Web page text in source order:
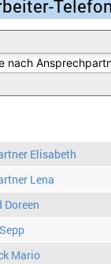
Elisabeth
Lena
Doreen
Mario